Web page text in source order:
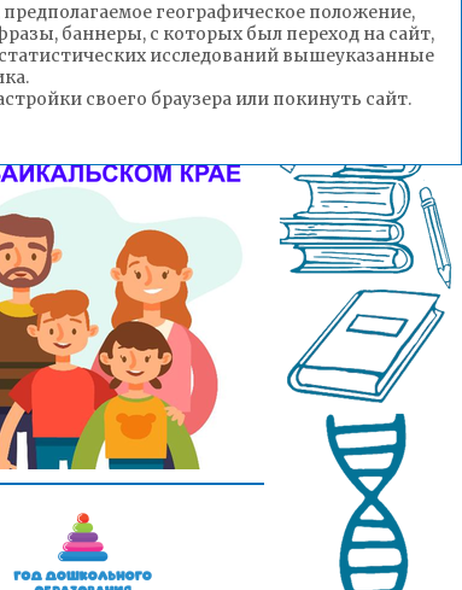
географическое положение,
баннеры, с которых был переход на сайт,
исследований вышеуказанные
своего браузера или покинуть сайт.